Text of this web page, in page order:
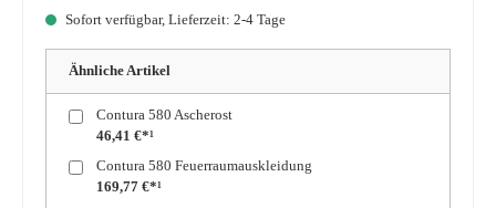
Sofort verfügbar, Lieferzeit: 2-4 Tage
Ähnliche Artikel
Contura 580 Ascherost
46,41 €*¹
Contura 580 Feuerraumauskleidung
169,77 €*¹